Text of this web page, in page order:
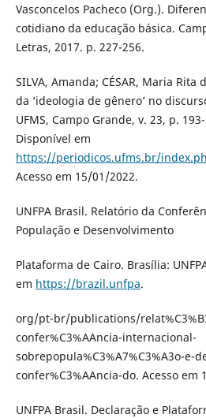
Vasconcelos Pacheco (Org.).
cotidiano da educação básica.
Letras, 2017. p. 227-256.
SILVA, Amanda; CÉSAR, Maria Rita
da ‘ideologia de gênero’ no
UFMS, Campo Grande, v. 23, p.
Disponível em
https://periodicos.ufms.br/
Acesso em 15/01/2022.
UNFPA Brasil. Relatório da
População e Desenvolvimento
Plataforma de Cairo. Brasília:
em https://brazil.unfpa.
org/pt-br/publications/
confer%C3%AAncia-internacional-
sobrepopula%C3%A7%C3%A3o-e-
confer%C3%AAncia-do. Acesso em
UNFPA Brasil. Declaração e